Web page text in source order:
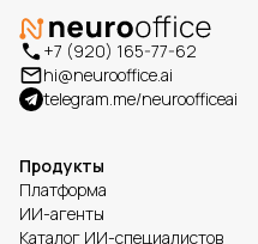
+7 (920) 165-77-62
hi@neurooffice.ai
telegram.me/neuroofficeai
Продукты
Платформа
ИИ-агенты
Каталог ИИ-специалистов